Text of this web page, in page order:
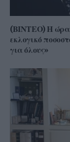
(ΒΙΝΤΕΟ) Η ώρα
εκλογικό
για όλους»